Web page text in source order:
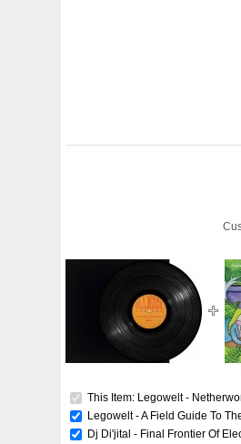
This Item: Legowelt -
Legowelt - A Field Guide To
Dj Di'jital - Final Frontier Of